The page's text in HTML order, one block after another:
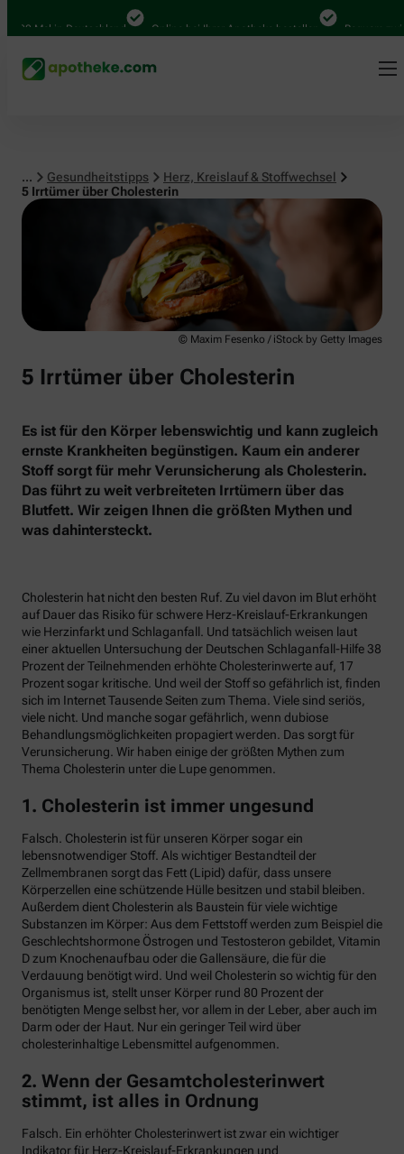
Mal in Deutschland Online bei Ihrer Apotheke bestellen Bequem
... Gesundheitstipps
Herz, Kreislauf & Stoffwechsel
5 Irrtümer über Cholesterin
Herz, Kreislauf & Stoffwechsel
© Maxim Fesenko / iStock by Getty Images
5 Irrtümer über Cholesterin
Es ist für den Körper lebenswichtig und kann zugleich
ernste Krankheiten begünstigen. Kaum ein anderer
Stoff sorgt für mehr Verunsicherung als Cholesterin.
Das führt zu weit verbreiteten Irrtümern über das
Blutfett. Wir zeigen Ihnen die größten Mythen und
was dahintersteckt.
Cholesterin hat nicht den besten Ruf. Zu viel davon im Blut erhöht
auf Dauer das Risiko für schwere Herz-Kreislauf-Erkrankungen
wie Herzinfarkt und Schlaganfall. Und tatsächlich weisen laut
einer aktuellen Untersuchung der Deutschen Schlaganfall-Hilfe 38
Prozent der Teilnehmenden erhöhte Cholesterinwerte auf, 17
Prozent sogar kritische. Und weil der Stoff so gefährlich ist, finden
sich im Internet Tausende Seiten zum Thema. Viele sind seriös,
viele nicht. Und manche sogar gefährlich, wenn dubiose
Behandlungsmöglichkeiten propagiert werden. Das sorgt für
Verunsicherung. Wir haben einige der größten Mythen zum
Thema Cholesterin unter die Lupe genommen.
1. Cholesterin ist immer ungesund
Falsch. Cholesterin ist für unseren Körper sogar ein
lebensnotwendiger Stoff. Als wichtiger Bestandteil der
Zellmembranen sorgt das Fett (Lipid) dafür, dass unsere
Körperzellen eine schützende Hülle besitzen und stabil bleiben.
Außerdem dient Cholesterin als Baustein für viele wichtige
Substanzen im Körper: Aus dem Fettstoff werden zum Beispiel die
Geschlechtshormone Östrogen und Testosteron gebildet, Vitamin
D zum Knochenaufbau oder die Gallensäure, die für die
Verdauung benötigt wird. Und weil Cholesterin so wichtig für den
Organismus ist, stellt unser Körper rund 80 Prozent der
benötigten Menge selbst her, vor allem in der Leber, aber auch im
Darm oder der Haut. Nur ein geringer Teil wird über
cholesterinhaltige Lebensmittel aufgenommen.
2. Wenn der Gesamtcholesterinwert
stimmt, ist alles in Ordnung
Falsch. Ein erhöhter Cholesterinwert ist zwar ein wichtiger
Indikator für Herz-Kreislauf-Erkrankungen und